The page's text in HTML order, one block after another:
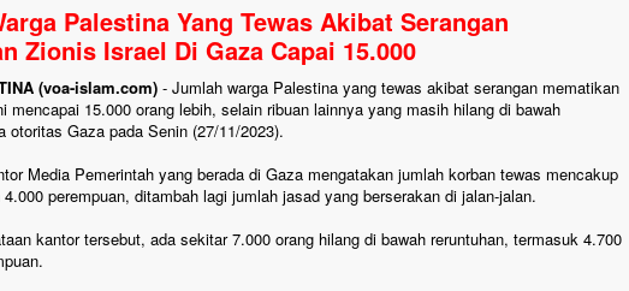
Palestina Yang Tewas Akibat Serangan
Zionis Israel Di Gaza Capai 15.000
(voa-islam.com) - Jumlah warga Palestina yang tewas akibat serangan mematikan
mencapai 15.000 orang lebih, selain ribuan lainnya yang masih hilang di bawah
otoritas Gaza pada Senin (27/11/2023).
Media Pemerintah yang berada di Gaza mengatakan jumlah korban tewas mencakup
perempuan, ditambah lagi jumlah jasad yang berserakan di jalan-jalan.
kantor tersebut, ada sekitar 7.000 orang hilang di bawah reruntuhan, termasuk 4.700
hujan....